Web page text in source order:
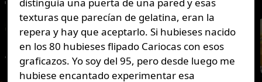
distinguía una puerta de una pared y esas
texturas que parecían de gelatina, eran la
repera y hay que aceptarlo. Si hubieses nacido
en los 80 hubieses flipado Cariocas con esos
graficazos. Yo soy del 95, pero desde luego me
hubiese encantado experimentar esa